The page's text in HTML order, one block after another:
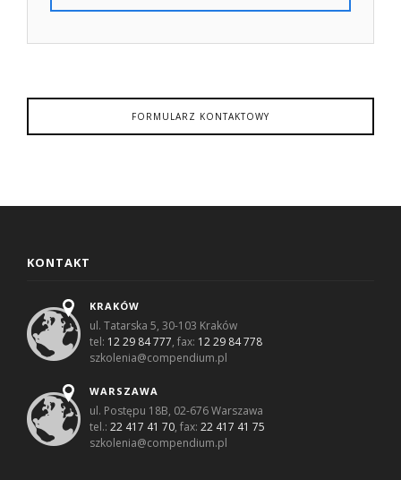
FORMULARZ KONTAKTOWY
KONTAKT
KRAKÓW
ul. Tatarska 5, 30-103 Kraków
tel: 12 29 84 777, fax: 12 29 84 778
szkolenia@compendium.pl
WARSZAWA
ul. Postępu 18B, 02-676 Warszawa
tel.:22 417 41 70, fax:22 417 41 75
szkolenia@compendium.pl